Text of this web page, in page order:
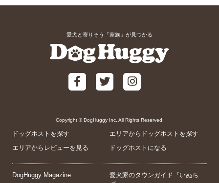
愛犬と寄りそう「家族」が見つかる
Copyright © DogHuggy Inc. All Rights Reserved.
ドッグホストを探す
エリアからドッグホストを探す
エリアからレビューを見る
ドッグホストになる
DogHuggy Magazine
愛犬家のタウンガイド『いぬち